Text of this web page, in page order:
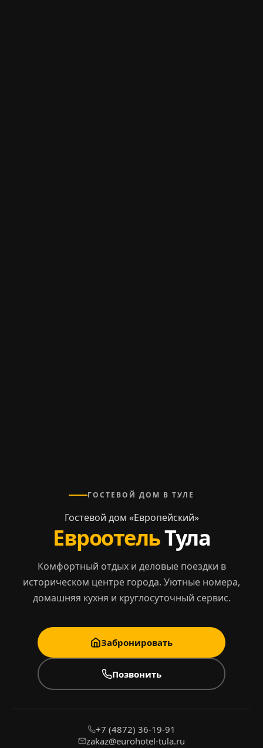
ГОСТЕВОЙ ДОМ В ТУЛЕ
Гостевой дом «Европейский»
ЕвроотельТула
Комфортный отдых и деловые поездки в
историческом центре города. Уютные номера,
домашняя кухня и круглосуточный сервис.
Забронировать
Позвонить
+7 (4872) 36-19-91
zakaz@eurohotel-tula.ru